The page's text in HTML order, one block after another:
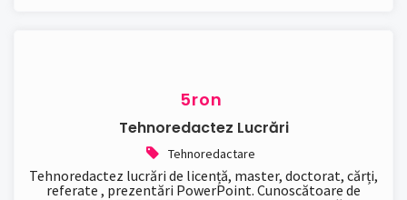
5ron
Tehnoredactez Lucrări
Tehnoredactare
Tehnoredactez lucrări de licență, master, doctorat, cărți,
referate , prezentări PowerPoint. Cunoscătoare de